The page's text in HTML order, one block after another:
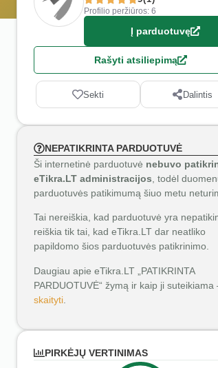
Profilio peržiūros: 6
Į parduotuvę
Rašyti atsiliepimą
Sekti Dalintis
NEPATIKRINTA PARDUOTUVĖ
Ši internetinė parduotuvė nebuvo
eTikra.LT administracijos , todėl
parduotuvės patikimumą šiuo metu
Tai nereiškia, kad parduotuvė yra
reiškia tik tai, kad eTikra.LT dar neatliko
papildomo šios parduotuvės patikrinimo.
Daugiau apie eTikra.LT „PATIKRINTA
PARDUOTUVĖ“ žymą ir kaip ji suteikiama
skaityti
PIRKĖJŲ VERTINIMAS